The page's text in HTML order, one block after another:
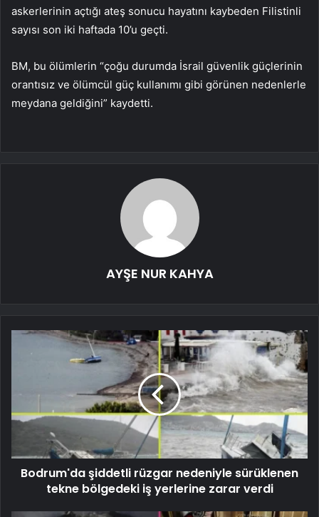
askerlerinin açtığı ateş sonucu hayatını kaybeden Filistinli
sayısı son iki haftada 10’u geçti.
BM, bu ölümlerin “çoğu durumda İsrail güvenlik güçlerinin
orantısız ve ölümcül güç kullanımı gibi görünen nedenlerle
meydana geldiğini” kaydetti.
AYŞE NUR KAHYA
Bodrum'da şiddetli rüzgar nedeniyle sürüklenen
tekne bölgedeki iş yerlerine zarar verdi